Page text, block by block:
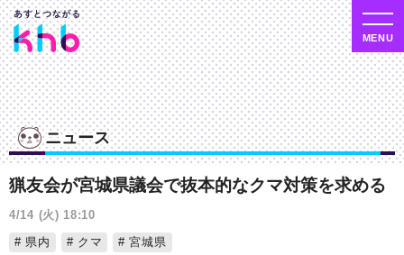
ニュース
猟友会が宮城県議会で抜本的なクマ対策を求める
4/14 (火) 18:10
県内
クマ 宮城県